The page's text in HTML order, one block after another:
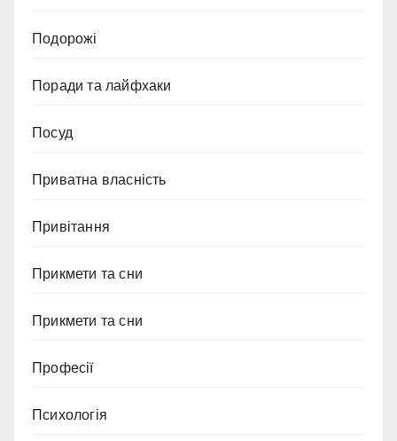
Подорожі
Поради та лайфхаки
Посуд
Приватна власність
Привітання
Прикмети та сни
Прикмети та сни
Професії
Психологія